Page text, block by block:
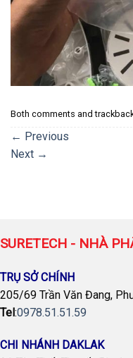
Both comments and
← Previous
Next →
SURETECH - NHÀ
TRỤ SỞ CHÍNH
205/69 Trần Văn Đang,
Tel :0978.51.51.59
CHI NHÁNH DAKLAK